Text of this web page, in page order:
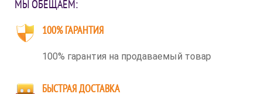
МЫ ОБЕЩАЕМ:
100% ГАРАНТИЯ
100% гарантия на продаваемый товар
БЫСТРАЯ ДОСТАВКА